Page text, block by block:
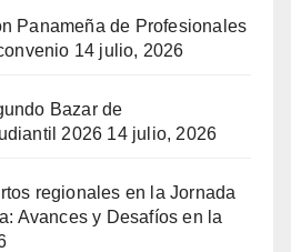
Panameña de Profesionales
14 julio, 2026
Bazar de
2026 14 julio, 2026
regionales en la Jornada
Avances y Desafíos en la